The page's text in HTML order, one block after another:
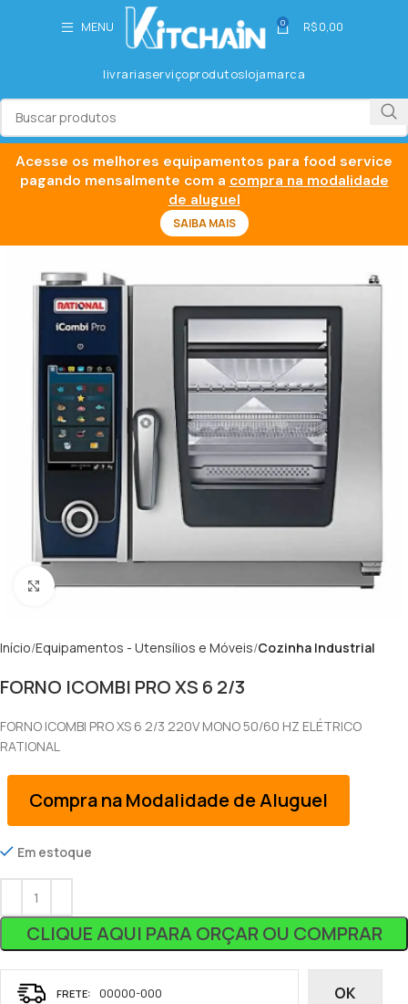
MENU 0 R$0,00
livrariaserviçoprodutoslojamarca
Clique para ampliar
Início Equipamentos - Utensílios e Móveis Cozinha Industrial
FORNO ICOMBI PRO XS 6 2/3
FORNO ICOMBI PRO XS 6 2/3 220V MONO 50/60 HZ ELÉTRICO
RATIONAL
Compra na Modalidade de Aluguel
Em estoque
CLIQUE AQUI PARA ORÇAR OU COMPRAR
OK
Acesse os melhores equipamentos para food service
pagando mensalmente com a compra na modalidade
de aluguel
SAIBA MAIS